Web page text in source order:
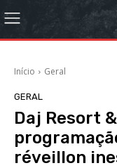
Início Geral
GERAL
Daj Resort
réveillon